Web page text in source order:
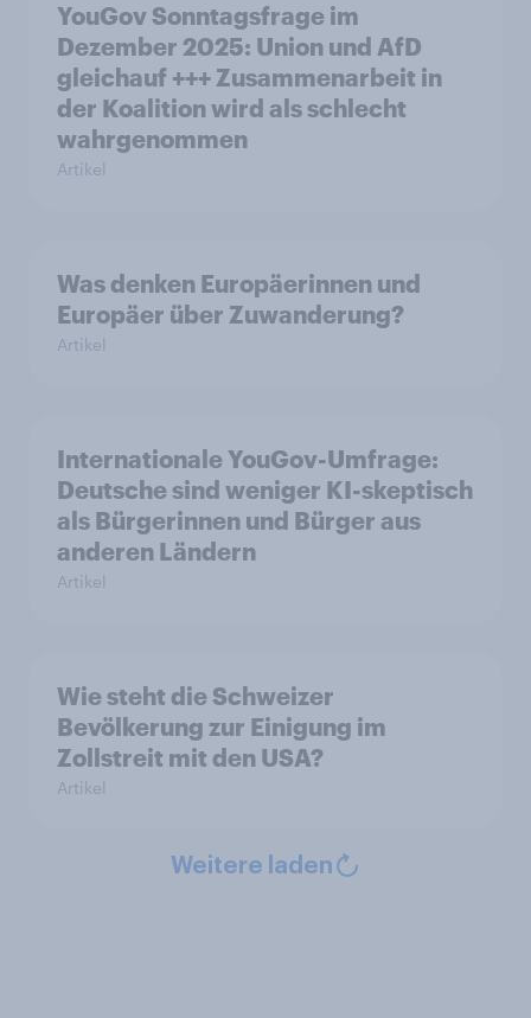
YouGov Sonntagsfrage im
Dezember 2025: Union und AfD
gleichauf +++ Zusammenarbeit in
der Koalition wird als schlecht
wahrgenommen
Artikel
Was denken Europäerinnen und
Europäer über Zuwanderung?
Artikel
Internationale YouGov-Umfrage:
Deutsche sind weniger KI-skeptisch
als Bürgerinnen und Bürger aus
anderen Ländern
Artikel
Wie steht die Schweizer
Bevölkerung zur Einigung im
Zollstreit mit den USA?
Artikel
Weitere laden